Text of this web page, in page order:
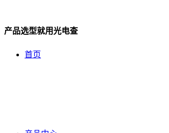
产品选型就用光电查
首页